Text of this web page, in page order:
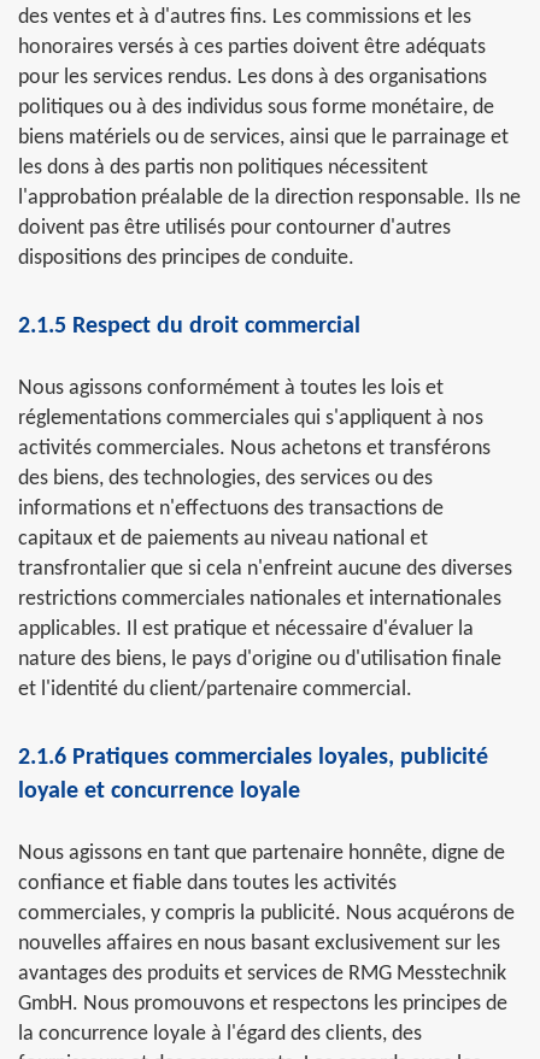
des ventes et à d'autres fins. Les commissions et les
honoraires versés à ces parties doivent être adéquats
pour les services rendus. Les dons à des organisations
politiques ou à des individus sous forme monétaire, de
biens matériels ou de services, ainsi que le parrainage et
les dons à des partis non politiques nécessitent
l'approbation préalable de la direction responsable. Ils ne
doivent pas être utilisés pour contourner d'autres
dispositions des principes de conduite.
2.1.5 Respect du droit commercial
Nous agissons conformément à toutes les lois et
réglementations commerciales qui s'appliquent à nos
activités commerciales. Nous achetons et transférons
des biens, des technologies, des services ou des
informations et n'effectuons des transactions de
capitaux et de paiements au niveau national et
transfrontalier que si cela n'enfreint aucune des diverses
restrictions commerciales nationales et internationales
applicables. Il est pratique et nécessaire d'évaluer la
nature des biens, le pays d'origine ou d'utilisation finale
et l'identité du client/partenaire commercial.
2.1.6 Pratiques commerciales loyales, publicité
loyale et concurrence loyale
Nous agissons en tant que partenaire honnête, digne de
confiance et fiable dans toutes les activités
commerciales, y compris la publicité. Nous acquérons de
nouvelles affaires en nous basant exclusivement sur les
avantages des produits et services de RMG Messtechnik
GmbH. Nous promouvons et respectons les principes de
la concurrence loyale à l'égard des clients, des